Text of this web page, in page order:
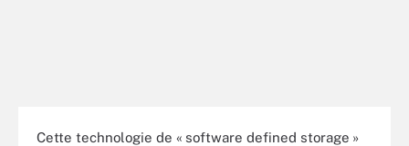
Cette technologie de « software defined storage »